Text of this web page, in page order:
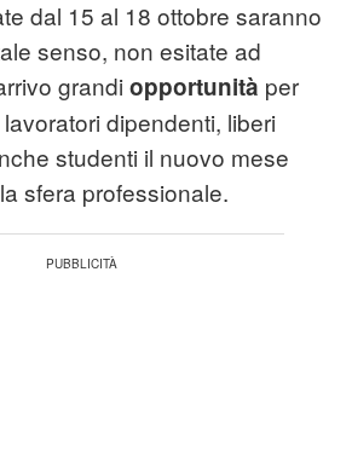
dal 15 al 18 ottobre saranno
senso, non esitate ad
grandi opportunità per
dipendenti, liberi
studenti il nuovo mese
sfera professionale.